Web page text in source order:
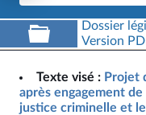
Dossier
Version
Texte visé : Projet
après engagement
justice criminelle et